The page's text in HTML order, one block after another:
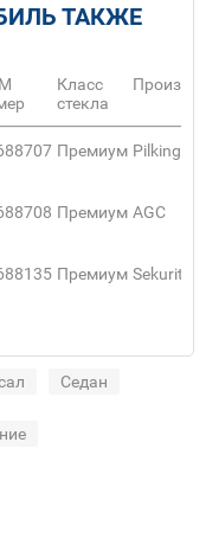
ТАКЖЕ
Класс
стекла
Премиум Pilkington
Премиум AGC
Премиум Sekurit
Седан